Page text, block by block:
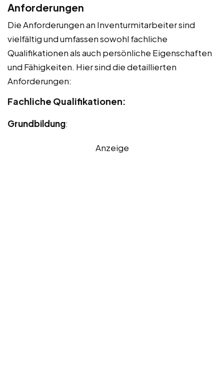
Anforderungen
Die Anforderungen an Inventurmitarbeiter sind
vielfältig und umfassen sowohl fachliche
Qualifikationen als auch persönliche Eigenschaften
und Fähigkeiten. Hier sind die detaillierten
Anforderungen:
Fachliche Qualifikationen:
Grundbildung:
Anzeige